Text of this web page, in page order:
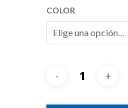
COLOR
Elige una opción…